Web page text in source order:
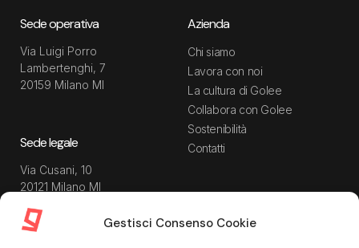
Gestisci Consenso Cookie
Sede operativa
Via Luigi Porro
Lambertenghi, 7
20159 Milano MI
Sede legale
Via Cusani, 10
20121 Milano MI
Azienda
Chi siamo
Lavora con noi
La cultura di Golee
Collabora con Golee
Sostenibilità
Contatti